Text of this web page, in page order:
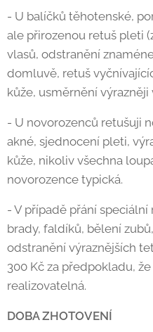
- U balíčků těhotenské,
ale přirozenou retuš pleti
vlasů, odstranění
domluvě, retuš
kůže, usměrnění výrazněji
- U novorozenců retušuji
akné, sjednocení pleti,
kůže, nikoliv všechna
novorozence typická.
- V případě přání
brady, faldíků, bělení
odstranění výraznějších
300 Kč za předpokladu,
realizovatelná.
DOBA ZHOTOVENÍ